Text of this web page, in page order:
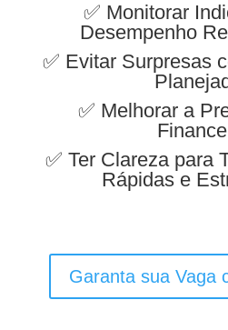
✅ Monitorar
Desempenho
✅ Evitar Surpresas
✅ Melhorar a
✅ Ter Clareza para
Rápidas e
Garanta sua Vaga